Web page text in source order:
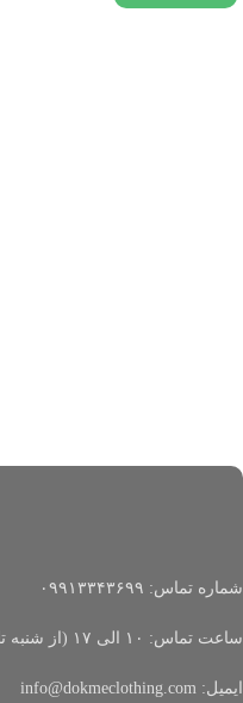
شماره تماس: ۰۹۹۱۳۳۴۳۶۹۹
ساعت تماس: ۱۰ الی ۱۷ (از شنبه تا چهارشنبه)
ایمیل: info@dokmeclothing.com